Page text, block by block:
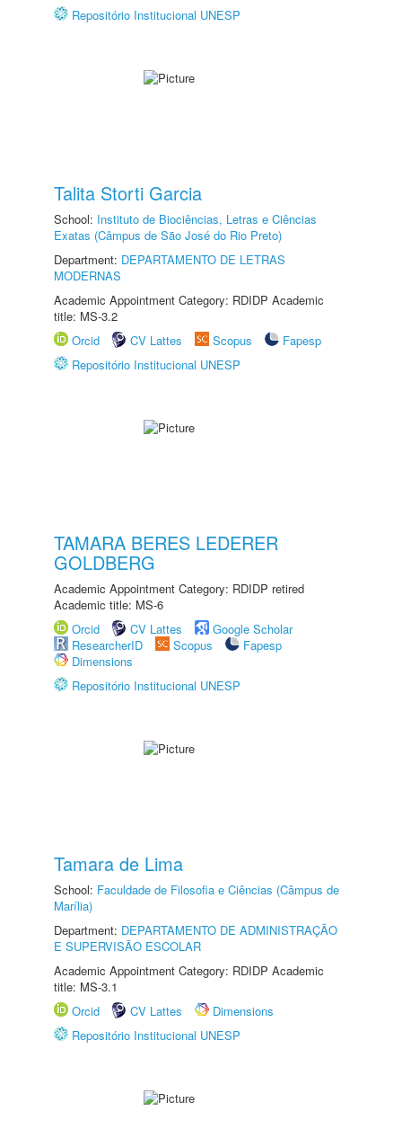
Repositório Institucional UNESP
Talita Storti Garcia
School: Instituto de Biociências, Letras e Ciências
Exatas (Câmpus de São José do Rio Preto)
Department: DEPARTAMENTO DE LETRAS
MODERNAS
Academic Appointment Category: RDIDP Academic
title: MS-3.2
Orcid
CV Lattes Scopus
Fapesp
Repositório Institucional UNESP
TAMARA BERES LEDERER
GOLDBERG
Academic Appointment Category: RDIDP retired
Academic title: MS-6
Orcid
CV Lattes
Google Scholar
ResearcherID
Scopus
Fapesp
Dimensions
Repositório Institucional UNESP
Tamara de Lima
School: Faculdade de Filosofia e Ciências (Câmpus de
Marília)
Department: DEPARTAMENTO DE ADMINISTRAÇÃO
E SUPERVISÃO ESCOLAR
Academic Appointment Category: RDIDP Academic
title: MS-3.1
Orcid
CV Lattes
Dimensions
Repositório Institucional UNESP